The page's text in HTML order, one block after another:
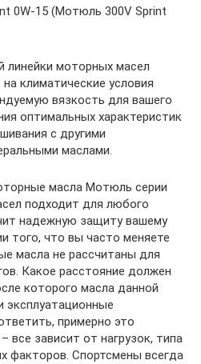
0W-15 (Мотюль 300V Sprint
линейки моторных масел
климатические условия
вязкость для вашего
оптимальных характеристик
с другими
маслами.
масла Мотюль серии
подходит для любого
надежную защиту вашему
того, что вы часто меняете
масла не рассчитаны для
Какое расстояние должен
которого масла данной
эксплуатационные
примерно это
все зависит от нагрузок, типа
факторов. Спортсмены всегда